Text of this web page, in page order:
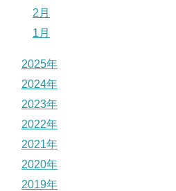
2月
1月
2025年
2024年
2023年
2022年
2021年
2020年
2019年